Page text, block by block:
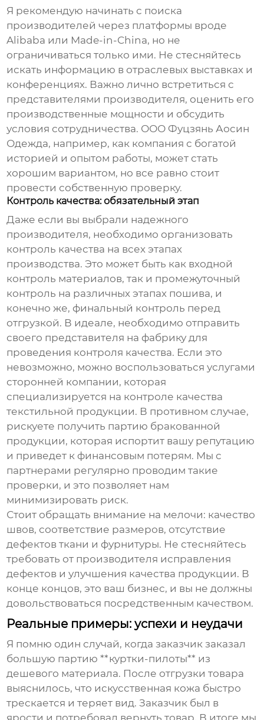
Я рекомендую начинать с поиска
производителей через платформы вроде
Alibaba или Made-in-China, но не
ограничиваться только ими. Не стесняйтесь
искать информацию в отраслевых выставках и
конференциях. Важно лично встретиться с
представителями производителя, оценить его
производственные мощности и обсудить
условия сотрудничества. ООО Фуцзянь Аосин
Одежда, например, как компания с богатой
историей и опытом работы, может стать
хорошим вариантом, но все равно стоит
провести собственную проверку.
Контроль качества: обязательный этап
Даже если вы выбрали надежного
производителя, необходимо организовать
контроль качества на всех этапах
производства. Это может быть как входной
контроль материалов, так и промежуточный
контроль на различных этапах пошива, и
конечно же, финальный контроль перед
отгрузкой. В идеале, необходимо отправить
своего представителя на фабрику для
проведения контроля качества. Если это
невозможно, можно воспользоваться услугами
сторонней компании, которая
специализируется на контроле качества
текстильной продукции. В противном случае,
рискуете получить партию бракованной
продукции, которая испортит вашу репутацию
и приведет к финансовым потерям. Мы с
партнерами регулярно проводим такие
проверки, и это позволяет нам
минимизировать риск.
Стоит обращать внимание на мелочи: качество
швов, соответствие размеров, отсутствие
дефектов ткани и фурнитуры. Не стесняйтесь
требовать от производителя исправления
дефектов и улучшения качества продукции. В
конце концов, это ваш бизнес, и вы не должны
довольствоваться посредственным качеством.
Реальные примеры: успехи и неудачи
Я помню один случай, когда заказчик заказал
большую партию **куртки-пилоты** из
дешевого материала. После отгрузки товара
выяснилось, что искусственная кожа быстро
трескается и теряет вид. Заказчик был в